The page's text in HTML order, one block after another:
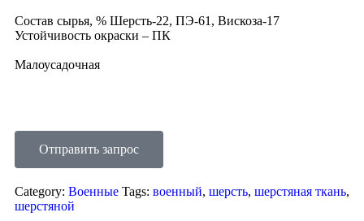
Состав сырья, % Шерсть-22, ПЭ-61, Вискоза-17
Устойчивость окраски – ПК
Малоусадочная
Отправить запрос
Category: Военные Tags: военный, шерсть, шерстяная ткань,
шерстяной